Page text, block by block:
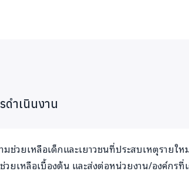
ลือ
รัวนี้มีลูกเล็ก ลูกเหรียงเข้าไปถึงวันแรกพบว่าคร
ต้องการสูงสุด ขณะนั้นคือต้องการคนมาช่วยจัดก
ดำเนินงาน
มช่วยเหลือเด็กและเยาวชนที่ประสบเหตุรายใ
วยเหลือเบื้องต้น และส่งต่อหน่วยงาน/องค์กรที่